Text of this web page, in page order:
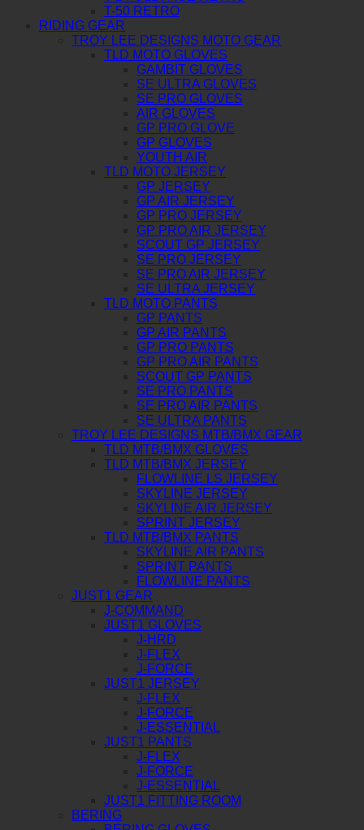
T-50 RETRO
RIDING GEAR
TROY LEE DESIGNS MOTO GEAR
TLD MOTO GLOVES
GAMBIT GLOVES
SE ULTRA GLOVES
SE PRO GLOVES
AIR GLOVES
GP PRO GLOVE
GP GLOVES
YOUTH AIR
TLD MOTO JERSEY
GP JERSEY
GP AIR JERSEY
GP PRO JERSEY
GP PRO AIR JERSEY
SCOUT GP JERSEY
SE PRO JERSEY
SE PRO AIR JERSEY
SE ULTRA JERSEY
TLD MOTO PANTS
GP PANTS
GP AIR PANTS
GP PRO PANTS
GP PRO AIR PANTS
SCOUT GP PANTS
SE PRO PANTS
SE PRO AIR PANTS
SE ULTRA PANTS
TROY LEE DESIGNS MTB/BMX GEAR
TLD MTB/BMX GLOVES
TLD MTB/BMX JERSEY
FLOWLINE LS JERSEY
SKYLINE JERSEY
SKYLINE AIR JERSEY
SPRINT JERSEY
TLD MTB/BMX PANTS
SKYLINE AIR PANTS
SPRINT PANTS
FLOWLINE PANTS
JUST1 GEAR
J-COMMAND
JUST1 GLOVES
J-HRD
J-FLEX
J-FORCE
JUST1 JERSEY
J-FLEX
J-FORCE
J-ESSENTIAL
JUST1 PANTS
J-FLEX
J-FORCE
J-ESSENTIAL
JUST1 FITTING ROOM
BERING